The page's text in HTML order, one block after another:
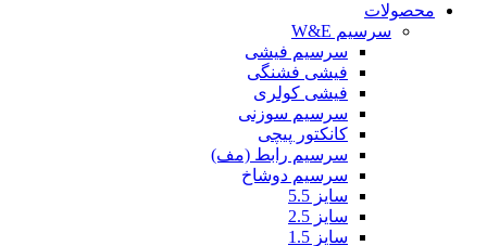
محصولات
سرسیم W&E
سرسیم فیشی
فیشی فشنگی
فیشی کولری
سرسیم سوزنی
کانکتور پیچی
سرسیم رابط (مف)
سرسیم دوشاخ
سایز 5.5
سایز 2.5
سایز 1.5